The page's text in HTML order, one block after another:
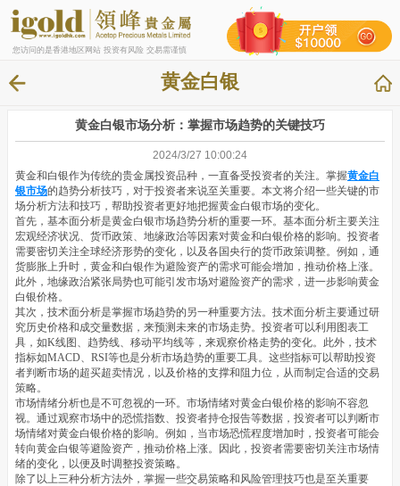
您访问的是香港地区网站 投资有风险 交易需谨慎
黄金白银
黄金白银市场分析：掌握市场趋势的关键技巧
2024/3/27 10:00:24
黄金和白银作为传统的贵金属投资品种，一直备受投资者的关注。掌握黄金白
银市场的趋势分析技巧，对于投资者来说至关重要。本文将介绍一些关键的市
场分析方法和技巧，帮助投资者更好地把握黄金白银市场的变化。
首先，基本面分析是黄金白银市场趋势分析的重要一环。基本面分析主要关注
宏观经济状况、货币政策、地缘政治等因素对黄金和白银价格的影响。投资者
需要密切关注全球经济形势的变化，以及各国央行的货币政策调整。例如，通
货膨胀上升时，黄金和白银作为避险资产的需求可能会增加，推动价格上涨。
此外，地缘政治紧张局势也可能引发市场对避险资产的需求，进一步影响黄金
白银价格。
其次，技术面分析是掌握市场趋势的另一种重要方法。技术面分析主要通过研
究历史价格和成交量数据，来预测未来的市场走势。投资者可以利用图表工
具，如K线图、趋势线、移动平均线等，来观察价格走势的变化。此外，技术
指标如MACD、RSI等也是分析市场趋势的重要工具。这些指标可以帮助投资
者判断市场的超买超卖情况，以及价格的支撑和阻力位，从而制定合适的交易
策略。
市场情绪分析也是不可忽视的一环。市场情绪对黄金白银价格的影响不容忽
视。通过观察市场中的恐慌指数、投资者持仓报告等数据，投资者可以判断市
场情绪对黄金白银价格的影响。例如，当市场恐慌程度增加时，投资者可能会
转向黄金白银等避险资产，推动价格上涨。因此，投资者需要密切关注市场情
绪的变化，以便及时调整投资策略。
除了以上三种分析方法外，掌握一些交易策略和风险管理技巧也是至关重要